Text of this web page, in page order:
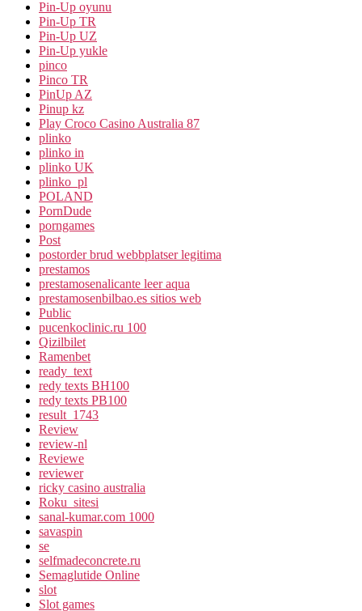
Pin-Up oyunu
Pin-Up TR
Pin-Up UZ
Pin-Up yukle
pinco
Pinco TR
PinUp AZ
Pinup kz
Play Croco Casino Australia 87
plinko
plinko in
plinko UK
plinko_pl
POLAND
PornDude
porngames
Post
postorder brud webbplatser legitima
prestamos
prestamosenalicante leer aqua
prestamosenbilbao.es sitios web
Public
pucenkoclinic.ru 100
Qizilbilet
Ramenbet
ready_text
redy texts BH100
redy texts PB100
result_1743
Review
review-nl
Reviewe
reviewer
ricky casino australia
Roku_sitesi
sanal-kumar.com 1000
savaspin
se
selfmadeconcrete.ru
Semaglutide Online
slot
Slot games